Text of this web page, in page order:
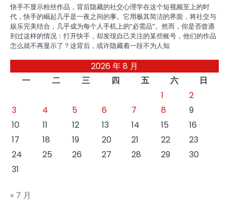
快手不显示粉丝作品，背后隐藏的社交心理学在这个短视频至上的时
代，快手的崛起几乎是一夜之间的事。它用极其简洁的界面，将社交与
娱乐完美结合，几乎成为每个人手机上的“必需品”。然而，你是否曾遇
到过这样的情况：打开快手，却发现自己关注的某些账号，他们的作品
怎么就不再显示了？这背后，或许隐藏着一段不为人知
2026 年 8 月
一
二 三 四 五 六
日
1
2
3
4 5 6 7 8
9
10
11 12 13 14 15
16
17
18 19 20 21 22
23
24
25 26 27 28 29
30
31
« 7 月